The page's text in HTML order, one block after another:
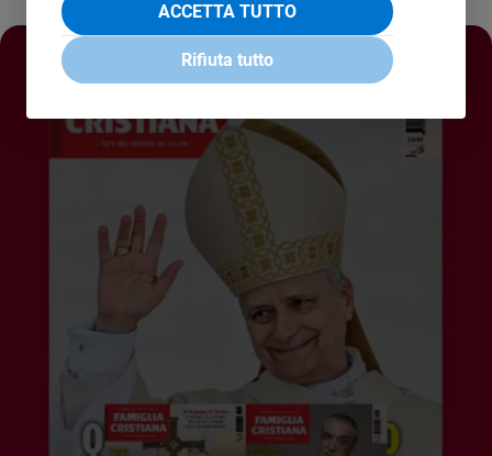
ACCETTA TUTTO
Rifiuta tutto